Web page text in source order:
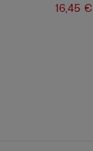
16,45